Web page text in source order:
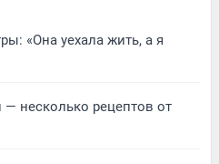
«Она уехала жить, а я
— несколько рецептов от